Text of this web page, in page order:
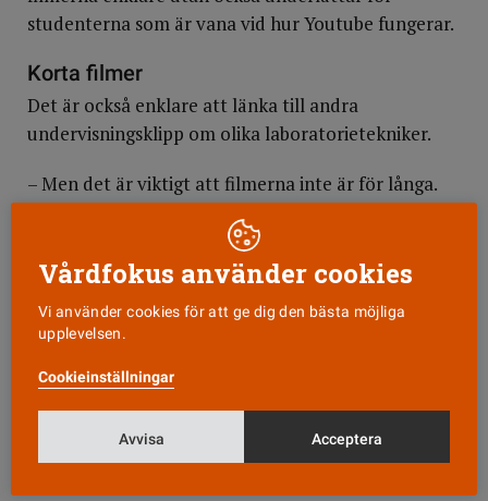
studenterna som är vana vid hur Youtube fungerar.
Korta filmer
Det är också enklare att länka till andra
undervisningsklipp om olika laboratorietekniker.
– Men det är viktigt att filmerna inte är för långa.
vi har är på 15 minuter, och det är för lång tid,
säger Lars Gunnar Landro.
I Trondheim används en avancerad videokamera
vid inspelningarna av laborationerna, men enligt
Lars Gunnar Landro borde det gå att göra lika bra
smartphone.
Vårdfokus använder cookies
Vi använder cookies för att ge dig den bästa möjliga
upplevelsen.
Cookieinställningar
Avvisa Acceptera